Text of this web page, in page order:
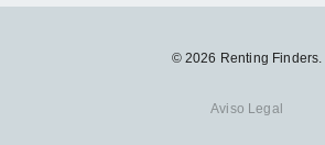
© 2026 Renting Finders.
Aviso Legal